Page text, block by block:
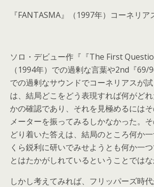
『FANTASMA』（1997年）コーネリ
ソロ・デビュー作『『The First
（1994年）での過剰な言葉や2nd『69/
での過剰なサウンドでコーネリアスが
は、結局どこをどう表現すれば何がど
かの確認であり、それを見極めるには
メーターを振ってみるしかなかった。
どり着いた答えは、結局のところ何か
くら鋭利に研いでみせようとも何か一
とはたかがしれているということではな
しかし考えてみれば、フリッパーズ時